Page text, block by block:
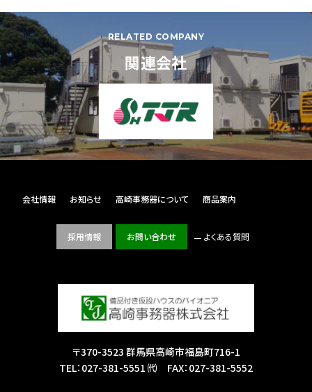
RELATED COMPANY
関連会社
〒370-3523 群馬県高崎市福島町716-1
TEL： 027-381-5551 ㈹ FAX：027-381-5552
会社情報 お知らせ 高崎事務器について 商品案内
採用情報 お問い合わせ よくある質問